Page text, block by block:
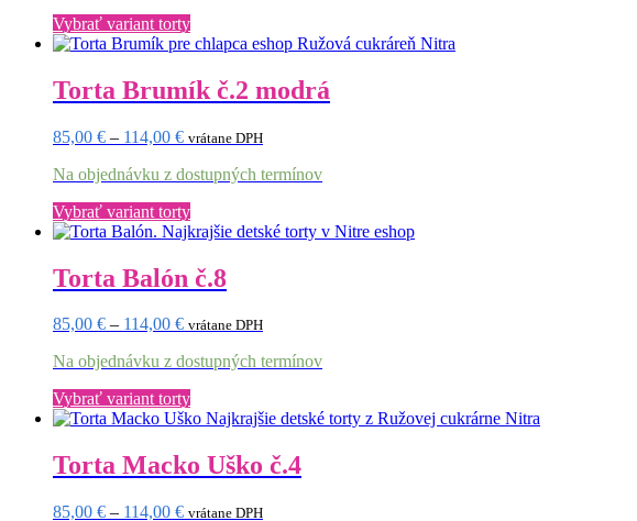
114,00 €
Vybrať variant tortyTento
produkt
viacero
variantov.
si
vybrať
na
stránke
produktu.
Torta Brumík č.2 modrá
85,00 € – 114,00 €Price
85,00 €
114,00 €
vrátane DPH
Na objednávku z dostupných termínov
Vybrať variant tortyTento
produkt
viacero
variantov.
si
vybrať
na
stránke
produktu.
Torta Balón č.8
85,00 € – 114,00 €Price
85,00 €
114,00 €
vrátane DPH
Na objednávku z dostupných termínov
Vybrať variant tortyTento
produkt
viacero
variantov.
si
Torta Macko Uško č.4
85,00 € – 114,00 €Price
vrátane DPH